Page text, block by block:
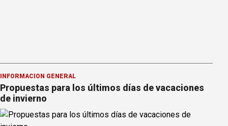
INFORMACION GENERAL
Propuestas para los últimos días de vacaciones
de invierno